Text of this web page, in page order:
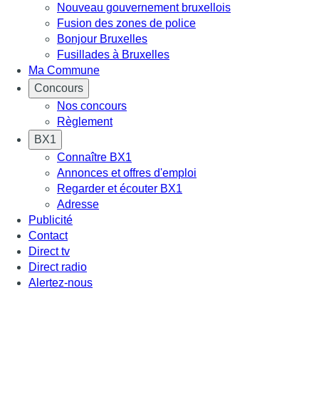
Nouveau gouvernement bruxellois
Fusion des zones de police
Bonjour Bruxelles
Fusillades à Bruxelles
Ma Commune
Concours
Nos concours
Règlement
BX1
Connaître BX1
Annonces et offres d'emploi
Regarder et écouter BX1
Adresse
Publicité
Contact
Direct tv
Direct radio
Alertez-nous